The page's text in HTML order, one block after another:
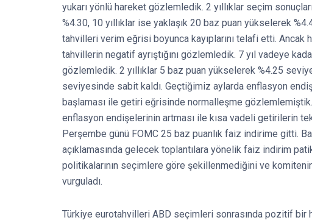
yukarı yönlü hareket gözlemledik. 2 yıllıklar seçim
%4.30, 10 yıllıklar ise yaklaşık 20 baz puan yükselerek
tahvilleri verim eğrisi boyunca kayıplarını telafi etti. Ancak
tahvillerin negatif ayrıştığını gözlemledik. 7 yıl vadeye
gözlemledik. 2 yıllıklar 5 baz puan yükselerek %4.25
seviyesinde sabit kaldı. Geçtiğimiz aylarda enflasyon
başlaması ile getiri eğrisinde normalleşme
enflasyon endişelerinin artması ile kısa vadeli getirilerin
Perşembe günü FOMC 25 baz puanlık faiz indirime gitti.
açıklamasında gelecek toplantılara yönelik faiz indirim
politikalarının seçimlere göre şekillenmediğini ve
vurguladı.
Türkiye eurotahvilleri ABD seçimleri sonrasında pozitif bir